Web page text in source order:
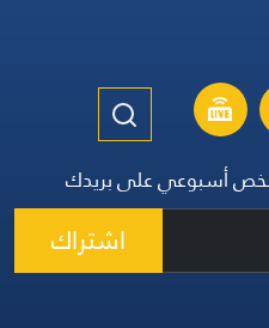
أسبوعي على بريدك
اشتراك